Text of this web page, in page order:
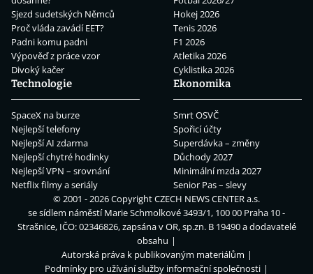
Sjezd sudetských Němců
Proč vláda zavádí EET?
Padni komu padni
Výpověď z práce vzor
Divoký kačer
Hokej 2026
Tenis 2026
F1 2026
Atletika 2026
Cyklistika 2026
Technologie
SpaceX na burze
Nejlepší telefony
Nejlepší AI zdarma
Nejlepší chytré hodinky
Nejlepší VPN – srovnání
Netflix filmy a seriály
Ekonomika
Smrt OSVČ
Spořicí účty
Superdávka – změny
Důchody 2027
Minimální mzda 2027
Senior Pas – slevy
© 2001 - 2026 CopyrightCZECH NEWS CENTER a.s.
se sídlem náměstí Marie Schmolkové 3493/1, 100 00 Praha 10 -
Strašnice, IČO: 02346826, zapsána v OR, sp.zn. B 19490 a dodavatelé
obsahu
Autorská práva k publikovaným materiálům
Podmínky pro užívání služby informační společnosti